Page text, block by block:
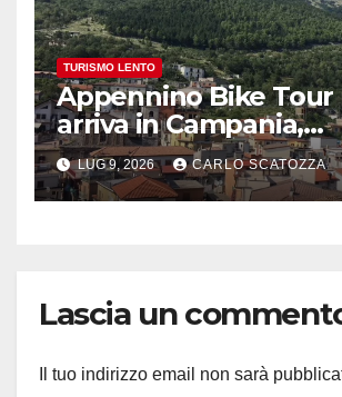
TURISMO LENTO
Appennino Bike Tour
arriva in Campania,
appuntamento a
Agricola
LUG 9, 2026 CARLO SCATOZZA
Lascia un
Il tuo indirizzo email non sarà